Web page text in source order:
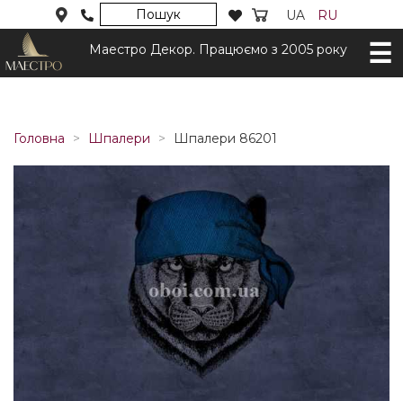
Пошук UA RU
Маестро Декор. Працюємо з 2005 року
Головна Шпалери Шпалери 86201